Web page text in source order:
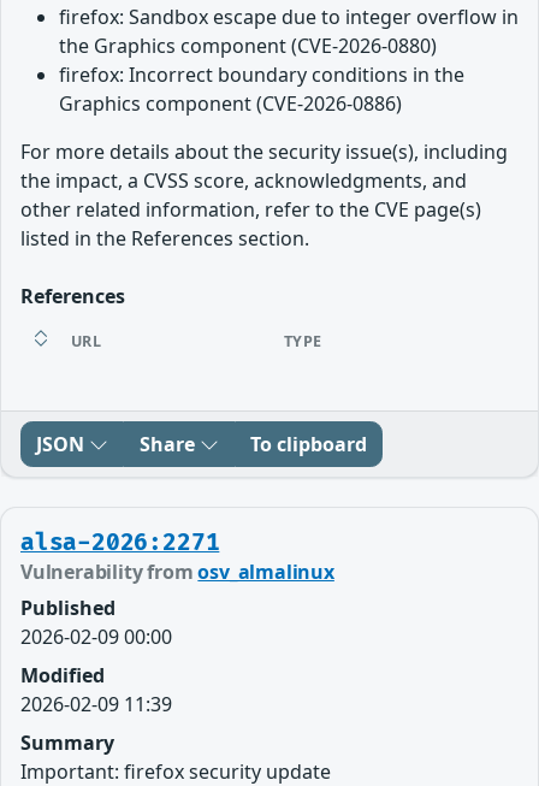
firefox: Sandbox escape due to integer overflow in
the Graphics component (CVE-2026-0880)
firefox: Incorrect boundary conditions in the
Graphics component (CVE-2026-0886)
For more details about the security issue(s), including
the impact, a CVSS score, acknowledgments, and
other related information, refer to the CVE page(s)
listed in the References section.
References
URL TYPE
JSON Share To clipboard
alsa-2026:2271
Vulnerability fromosv_almalinux
Published
2026-02-09 00:00
Modified
2026-02-09 11:39
Summary
Important: firefox security update